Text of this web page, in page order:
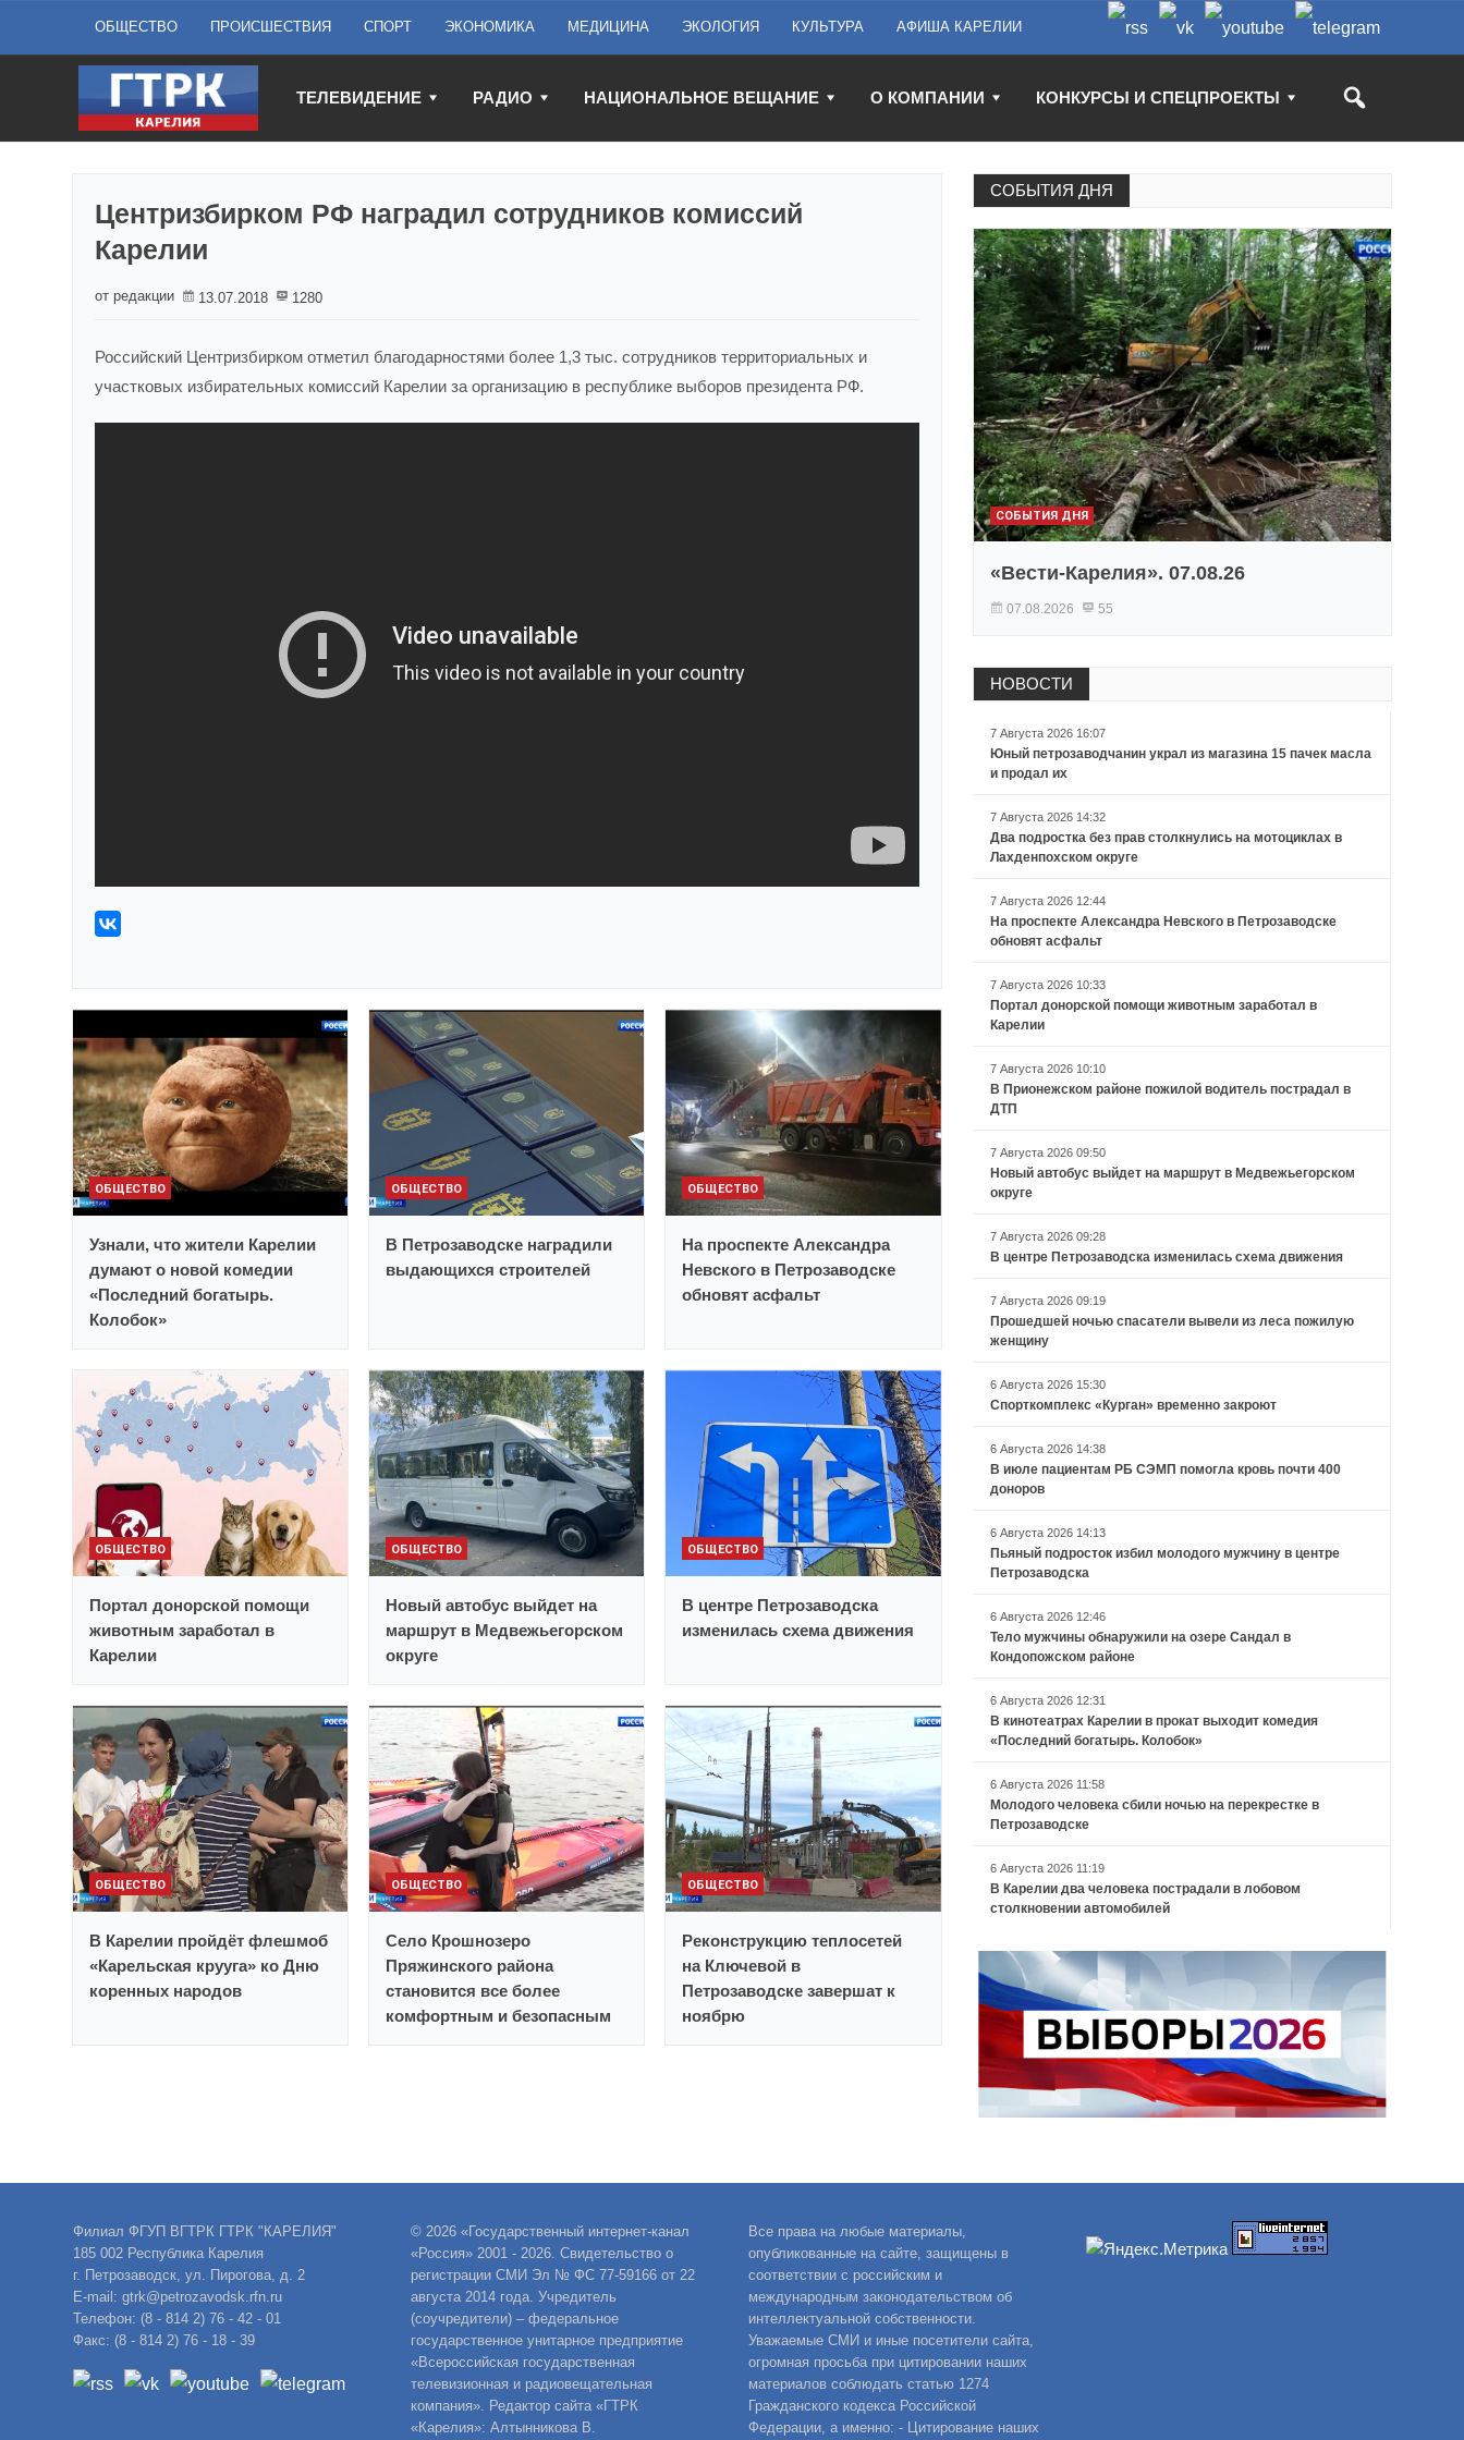
ОБЩЕСТВО ПРОИСШЕСТВИЯ СПОРТ ЭКОНОМИКА МЕДИЦИНА ЭКОЛОГИЯ КУЛЬТУРА АФИША КАРЕЛИИ
ТЕЛЕВИДЕНИЕ РАДИО НАЦИОНАЛЬНОЕ ВЕЩАНИЕ О КОМПАНИИ КОНКУРСЫ И СПЕЦПРОЕКТЫ
Центризбирком РФ наградил сотрудников комиссий
Карелии
от редакции 13.07.2018 1280
Российский Центризбирком отметил благодарностями более 1,3 тыс. сотрудников территориальных и
участковых избирательных комиссий Карелии за организацию в республике выборов президента РФ.
ОБЩЕСТВО
Узнали, что жители Карелии
думают о новой комедии
«Последний богатырь.
Колобок»
ОБЩЕСТВО
В Петрозаводске наградили
выдающихся строителей
ОБЩЕСТВО
На проспекте Александра
Невского в Петрозаводске
обновят асфальт
ОБЩЕСТВО
Портал донорской помощи
животным заработал в
Карелии
ОБЩЕСТВО
Новый автобус выйдет на
маршрут в Медвежьегорском
округе
ОБЩЕСТВО
В центре Петрозаводска
изменилась схема движения
ОБЩЕСТВО
В Карелии пройдёт флешмоб
«Карельская крууга» ко Дню
коренных народов
ОБЩЕСТВО
Село Крошнозеро
Пряжинского района
становится все более
комфортным и безопасным
ОБЩЕСТВО
Реконструкцию теплосетей
на Ключевой в
Петрозаводске завершат к
ноябрю
СОБЫТИЯ ДНЯ
СОБЫТИЯ ДНЯ
«Вести-Карелия». 07.08.26
07.08.2026 55
НОВОСТИ
7 Августа 2026 16:07
Юный петрозаводчанин украл из магазина 15 пачек масла
и продал их
7 Августа 2026 14:32
Два подростка без прав столкнулись на мотоциклах в
Лахденпохском округе
7 Августа 2026 12:44
На проспекте Александра Невского в Петрозаводске
обновят асфальт
7 Августа 2026 10:33
Портал донорской помощи животным заработал в
Карелии
7 Августа 2026 10:10
В Прионежском районе пожилой водитель пострадал в
ДТП
7 Августа 2026 09:50
Новый автобус выйдет на маршрут в Медвежьегорском
округе
7 Августа 2026 09:28
В центре Петрозаводска изменилась схема движения
7 Августа 2026 09:19
Прошедшей ночью спасатели вывели из леса пожилую
женщину
6 Августа 2026 15:30
Спорткомплекс «Курган» временно закроют
6 Августа 2026 14:38
В июле пациентам РБ СЭМП помогла кровь почти 400
доноров
6 Августа 2026 14:13
Пьяный подросток избил молодого мужчину в центре
Петрозаводска
6 Августа 2026 12:46
Тело мужчины обнаружили на озере Сандал в
Кондопожском районе
6 Августа 2026 12:31
В кинотеатрах Карелии в прокат выходит комедия
«Последний богатырь. Колобок»
6 Августа 2026 11:58
Молодого человека сбили ночью на перекрестке в
Петрозаводске
6 Августа 2026 11:19
В Карелии два человека пострадали в лобовом
столкновении автомобилей
Филиал ФГУП ВГТРК ГТРК "КАРЕЛИЯ"
185 002 Республика Карелия
г. Петрозаводск, ул. Пирогова, д. 2
E-mail: gtrk@petrozavodsk.rfn.ru
Телефон: (8 - 814 2) 76 - 42 - 01
Факс: (8 - 814 2) 76 - 18 - 39
© 2026 «Государственный интернет-канал
«Россия» 2001 - 2026. Свидетельство о
регистрации СМИ Эл № ФС 77-59166 от 22
августа 2014 года. Учредитель
(соучредители) – федеральное
государственное унитарное предприятие
«Всероссийская государственная
телевизионная и радиовещательная
компания». Редактор сайта «ГТРК
«Карелия»: Алтынникова В.
Все права на любые материалы,
опубликованные на сайте, защищены в
соответствии с российским и
международным законодательством об
интеллектуальной собственности.
Уважаемые СМИ и иные посетители сайта,
огромная просьба при цитировании наших
материалов соблюдать статью 1274
Гражданского кодекса Российской
Федерации, а именно: - Цитирование наших